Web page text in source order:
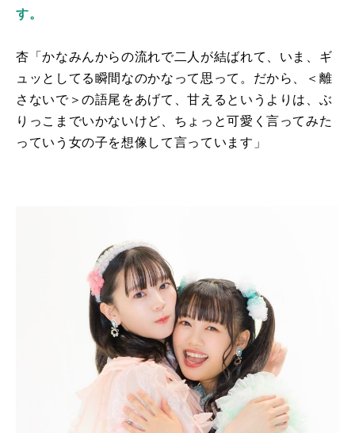
す。
杏「かなみんからの流れで二人が結ばれて、いま、ギ
ュッとしてる瞬間なのかなって思って。だから、＜離
さないで＞の語尾をあげて、甘えるというよりは、ぶ
りっこまでいかないけど、ちょっと可愛く言ってみた
っていう女の子を想像して言っています」